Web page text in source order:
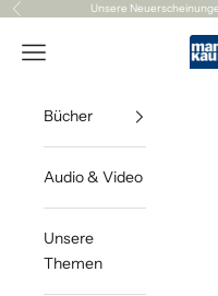
Zum Inhalt springen
Zurück Unsere
Navigationsmenü öffnen
Bücher
Audio & Video
Unsere
Themen